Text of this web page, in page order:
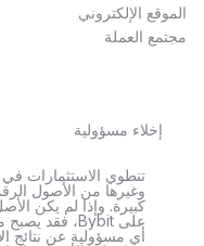
الموقع الإلكتروني
مجتمع العملة
إخلاء مسؤولية
تنطوي الاستثمارات
كبيرة. وإذا لم يكن
أي مسؤولية عن نتائج